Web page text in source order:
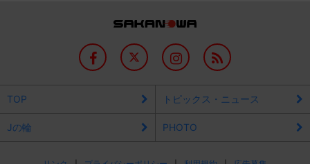
TOP トピックス・ニュース
Jの輪 PHOTO